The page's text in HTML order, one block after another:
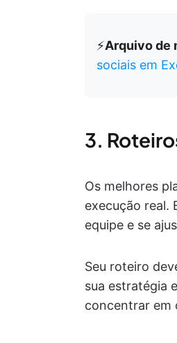
⚡️Arquivo de
sociais em
3.
Os melhores
execução real.
equipe e se
Seu roteiro
sua estratégia
concentrar em